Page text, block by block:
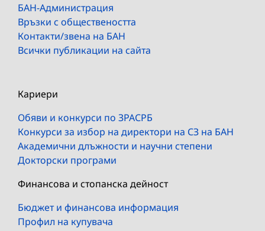
БАН-Администрация
Връзки с обществеността
Контакти/звена на БАН
Всички публикации на сайта
Кариери
Обяви и конкурси по ЗРАСРБ
Конкурси за избор на директори на СЗ на БАН
Академични длъжности и научни степени
Докторски програми
Финансова и стопанска дейност
Бюджет и финансова информация
Профил на купувача